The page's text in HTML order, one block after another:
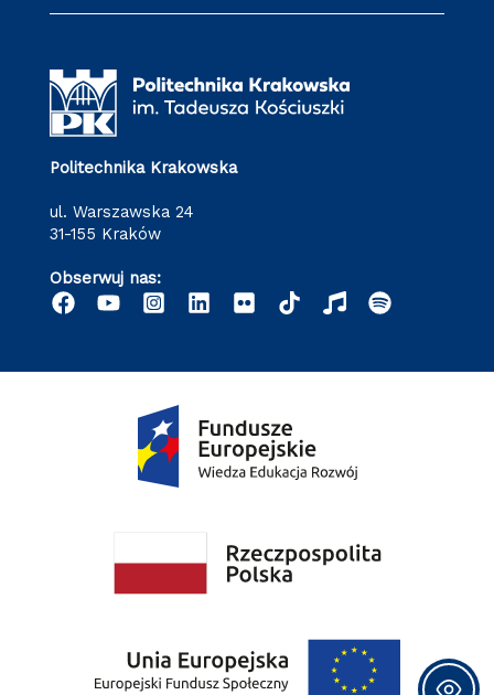
Politechnika Krakowska
ul. Warszawska 24
31-155 Kraków
Obserwuj nas: